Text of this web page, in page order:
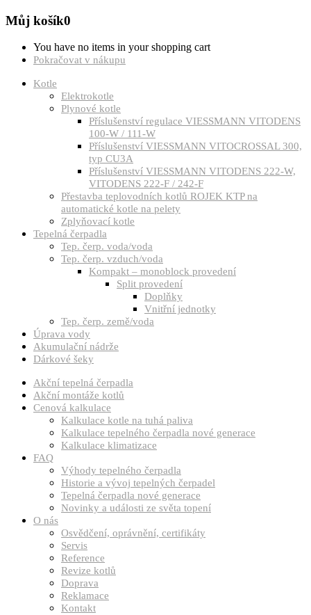
Můj košík0
You have no items in your shopping cart
Pokračovat v nákupu
Kotle
Elektrokotle
Plynové kotle
Příslušenství regulace VIESSMANN VITODENS
100-W / 111-W
Příslušenství VIESSMANN VITOCROSSAL 300,
typ CU3A
Příslušenství VIESSMANN VITODENS 222-W,
VITODENS 222-F / 242-F
Přestavba teplovodních kotlů ROJEK KTP na
automatické kotle na pelety
Zplyňovací kotle
Tepelná čerpadla
Tep. čerp. voda/voda
Tep. čerp. vzduch/voda
Kompakt – monoblock provedení
Split provedení
Doplňky
Vnitřní jednotky
Tep. čerp. země/voda
Úprava vody
Akumulační nádrže
Dárkové šeky
Akční tepelná čerpadla
Akční montáže kotlů
Cenová kalkulace
Kalkulace kotle na tuhá paliva
Kalkulace tepelného čerpadla nové generace
Kalkulace klimatizace
FAQ
Výhody tepelného čerpadla
Historie a vývoj tepelných čerpadel
Tepelná čerpadla nové generace
Novinky a události ze světa topení
O nás
Osvědčení, oprávnění, certifikáty
Servis
Reference
Revize kotlů
Doprava
Reklamace
Kontakt